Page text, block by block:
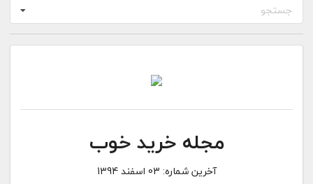
جستجو
مجله خرید خوب
آخرین شماره: 03 اسفند 1394